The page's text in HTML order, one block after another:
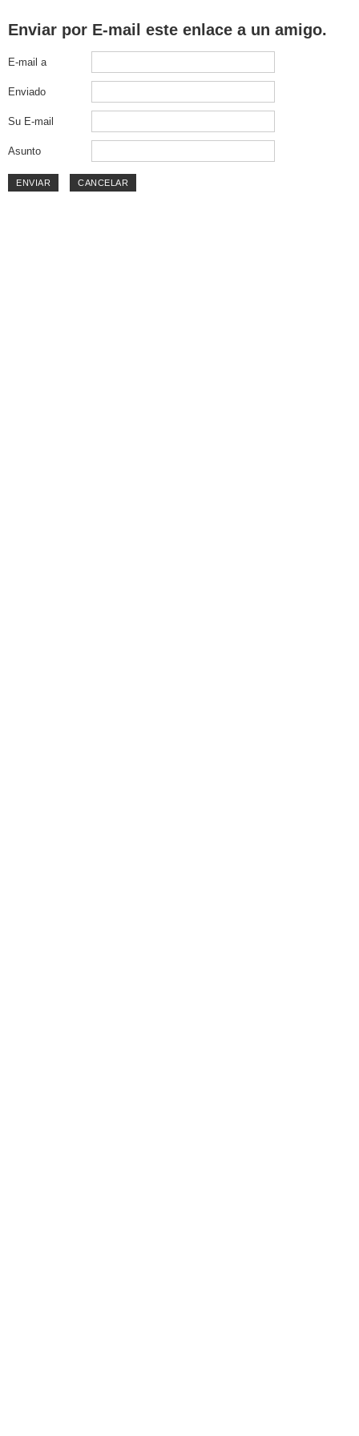
Enviar por E-mail este enlace a un amigo.
E-mail a
Enviado
Su E-mail
Asunto
ENVIAR CANCELAR